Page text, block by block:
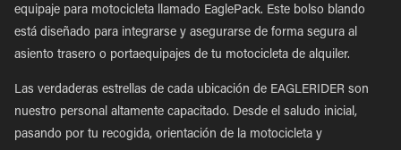
equipaje para motocicleta llamado EaglePack. Este bolso blando
está diseñado para integrarse y asegurarse de forma segura al
asiento trasero o portaequipajes de tu motocicleta de alquiler.
Las verdaderas estrellas de cada ubicación de EAGLERIDER son
nuestro personal altamente capacitado. Desde el saludo inicial,
pasando por tu recogida, orientación de la motocicleta y